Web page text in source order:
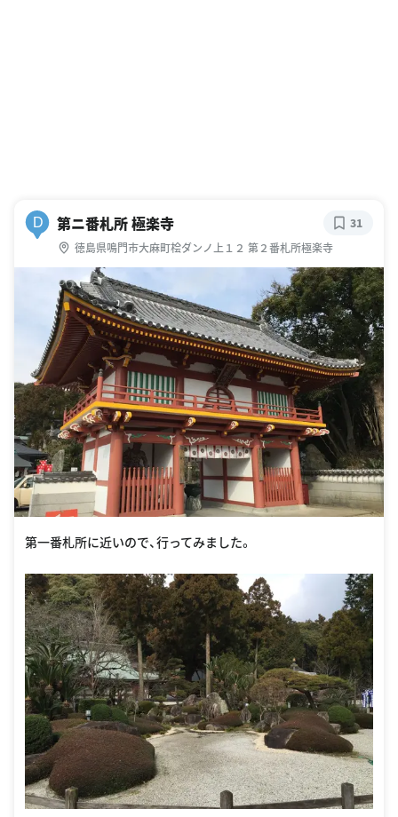
D 第ニ番札所 極楽寺
徳島県鳴門市大麻町桧ダンノ上１２ 第２番札所極楽寺
31
第一番札所に近いので、行ってみました。